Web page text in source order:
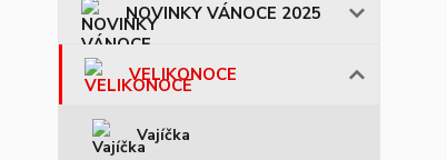
NOVINKY VÁNOCE 2025
VELIKONOCE
Vajíčka